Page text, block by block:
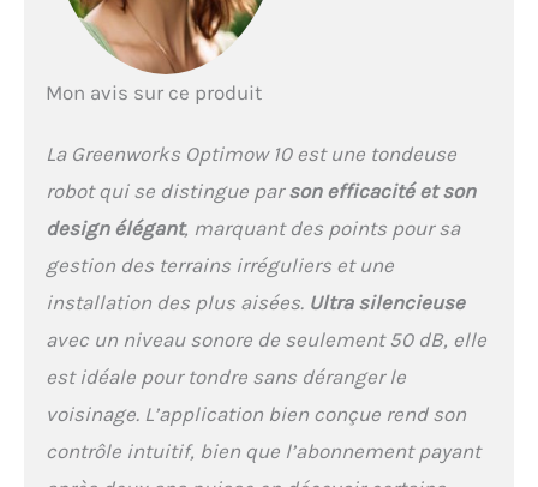
INSTALLER ET À UTILISER –
le avec les chevilles
de charge, puis connectez-
contrôler le moment où le
gazon est coupé - pas
besoin de wifi ULTRA
SILENCIEUSE ET FACILE À
NETTOYER – Grâce à ses 60
conversation amicale),
vous entendrez à peine la
tondeuse de jardin. Étant
étanche, pour la nettoyer,
enlevez simplement le
Mon avis sur ce produit
La Greenworks Optimow 10 est une tondeuse
robot qui se distingue parson efficacité et son
design élégant, marquant des points pour sa
gestion des terrains irréguliers et une
installation des plus aisées. Ultra silencieuse
avec un niveau sonore de seulement 50 dB, elle
est idéale pour tondre sans déranger le
voisinage. L’application bien conçue rend son
contrôle intuitif, bien que l’abonnement payant